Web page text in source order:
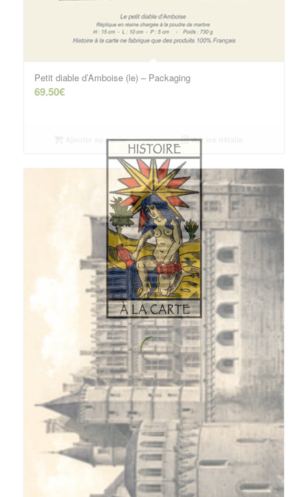
Petit diable d’Amboise (le) – Packaging
69.50€
Ajouter au panier Voir les détails